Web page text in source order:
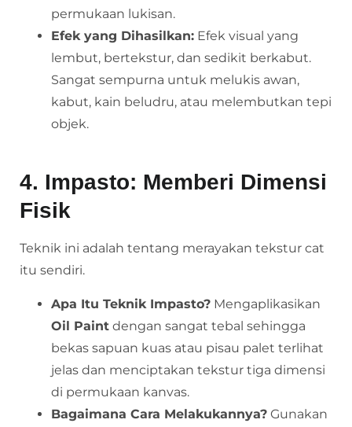
permukaan lukisan.
Efek yang Dihasilkan: Efek visual yang
lembut, bertekstur, dan sedikit berkabut.
Sangat sempurna untuk melukis awan,
kabut, kain beludru, atau melembutkan tepi
objek.
4. Impasto: Memberi Dimensi
Fisik
Teknik ini adalah tentang merayakan tekstur cat
itu sendiri.
Apa Itu Teknik Impasto? Mengaplikasikan
Oil Paint dengan sangat tebal sehingga
bekas sapuan kuas atau pisau palet terlihat
jelas dan menciptakan tekstur tiga dimensi
di permukaan kanvas.
Bagaimana Cara Melakukannya? Gunakan